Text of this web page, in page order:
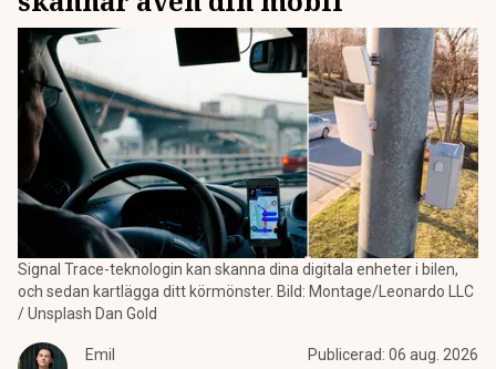
Signal Trace-teknologin kan skanna dina digitala enheter i bilen,
och sedan kartlägga ditt körmönster. Bild: Montage/Leonardo LLC
/ Unsplash Dan Gold
Emil
Publicerad: 06 aug. 2026